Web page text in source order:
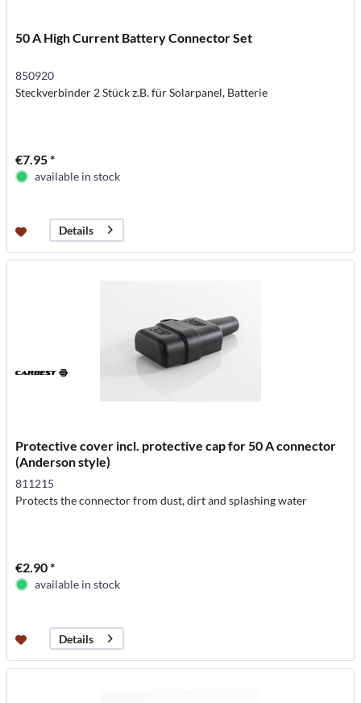
50 A High Current Battery Connector Set
850920
Steckverbinder 2 Stück z.B. für Solarpanel, Batterie
€7.95 *
available in stock
Details
Protective cover incl. protective cap for 50 A connector
(Anderson style)
811215
Protects the connector from dust, dirt and splashing water
€2.90 *
available in stock
Details